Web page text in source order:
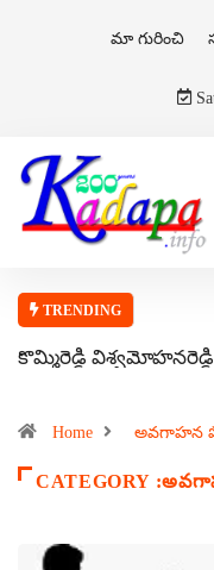
మా గురించి
TRENDING
కొమ్మిరెడ్డి
Home అవగాహన
CATEGORY